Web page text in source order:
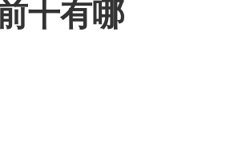
十有哪